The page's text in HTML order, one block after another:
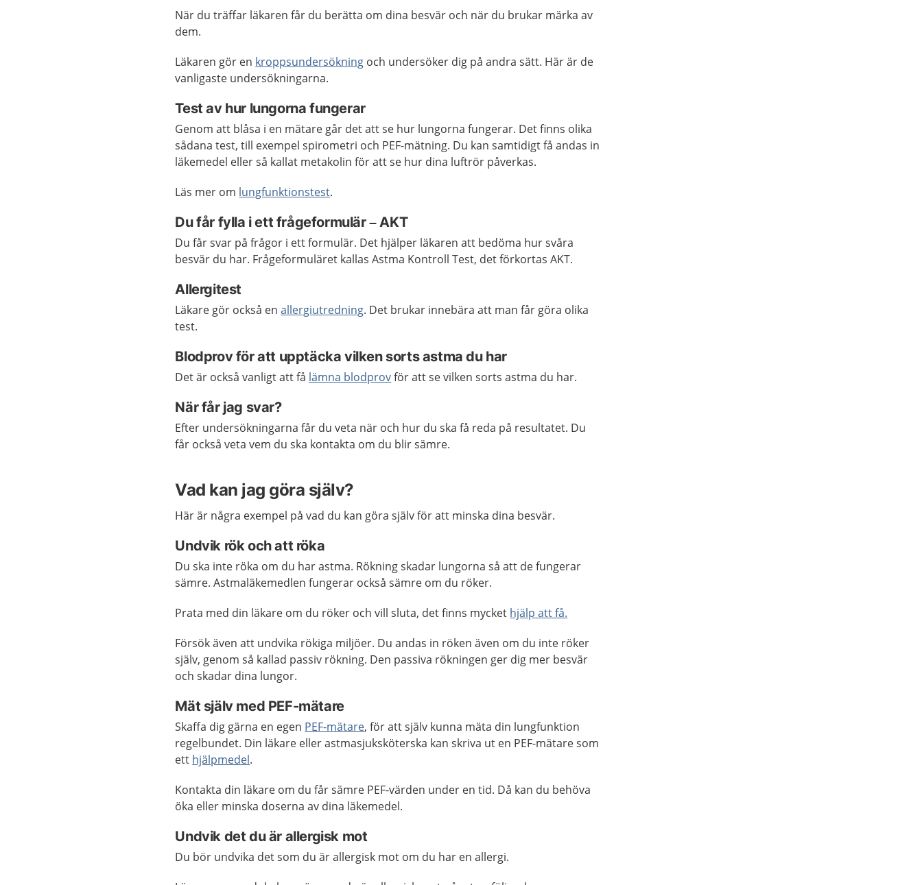
När du träffar läkaren får du berätta om dina besvär och när du brukar märka av
dem.
Läkaren gör en kroppsundersökning och undersöker dig på andra sätt. Här är de
vanligaste undersökningarna.
Test av hur lungorna fungerar
Genom att blåsa i en mätare går det att se hur lungorna fungerar. Det finns olika
sådana test, till exempel spirometri och PEF-mätning. Du kan samtidigt få andas in
läkemedel eller så kallat metakolin för att se hur dina luftrör påverkas.
Läs mer om lungfunktionstest.
Du får fylla i ett frågeformulär – AKT
Du får svar på frågor i ett formulär. Det hjälper läkaren att bedöma hur svåra
besvär du har. Frågeformuläret kallas Astma Kontroll Test, det förkortas AKT.
Allergitest
Läkare gör också enallergiutredning. Det brukar innebära att man får göra olika
test.
Blodprov för att upptäcka vilken sorts astma du har
Det är också vanligt att få lämna blodprovför att se vilken sorts astma du har.
När får jag svar?
Efter undersökningarna får du veta när och hur du ska få reda på resultatet. Du
får också veta vem du ska kontakta om du blir sämre.
Vad kan jag göra själv?
Här är några exempel på vad du kan göra själv för att minska dina besvär.
Undvik rök och att röka
Du ska inte röka om du har astma. Rökning skadar lungorna så att de fungerar
sämre. Astmaläkemedlen fungerar också sämre om du röker.
Prata med din läkare om du röker och vill sluta, det finns mycket hjälp att få.
Försök även att undvika rökiga miljöer. Du andas in röken även om du inte röker
själv, genom så kallad passiv rökning. Den passiva rökningen ger dig mer besvär
och skadar dina lungor.
Mät själv med PEF-mätare
Skaffa dig gärna en egen PEF-mätare, för att själv kunna mäta din lungfunktion
regelbundet. Din läkare eller astmasjuksköterska kan skriva ut en PEF-mätare som
ett hjälpmedel.
Kontakta din läkare om du får sämre PEF-värden under en tid. Då kan du behöva
öka eller minska doserna av dina läkemedel.
Undvik det du är allergisk mot
Du bör undvika det som du är allergisk mot om du har en allergi.